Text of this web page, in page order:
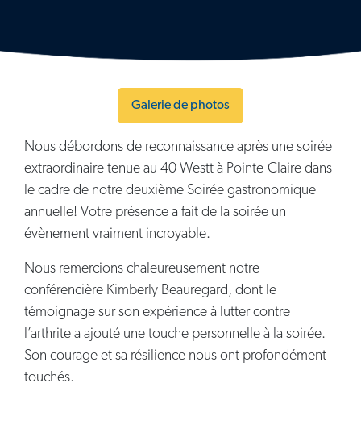
Galerie de photos
Nous débordons de reconnaissance après une soirée
extraordinaire tenue au 40 Westt à Pointe-Claire dans
le cadre de notre deuxième Soirée gastronomique
annuelle! Votre présence a fait de la soirée un
évènement vraiment incroyable.
Nous remercions chaleureusement notre
conférencière Kimberly Beauregard, dont le
témoignage sur son expérience à lutter contre
l’arthrite a ajouté une touche personnelle à la soirée.
Son courage et sa résilience nous ont profondément
touchés.